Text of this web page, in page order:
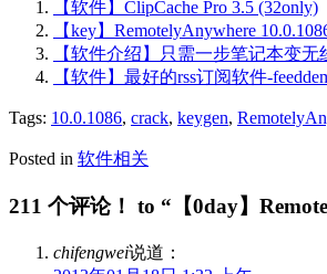
【软件】ClipCache Pro 3.5 (32only)
【key】RemotelyAnywhere
【软件介绍】只需一步笔记本变无
【软件】最好的rss订阅软件-
Tags: 10.0.1086, crack, keygen,
Posted in 软件相关
211 个评论！ to “【0day】
chifengwei说道：